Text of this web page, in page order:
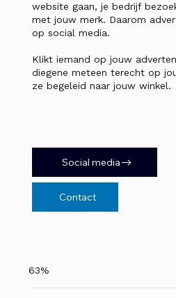
website gaan, je bedrijf
met jouw merk. Daarom
op social media.
Klikt iemand op jouw
diegene meteen terecht op
ze begeleid naar jouw winkel.
Social media
Contact
63%